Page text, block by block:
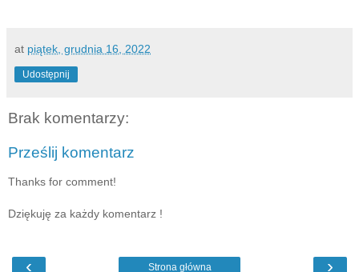
at piątek, grudnia 16, 2022
Udostępnij
Brak komentarzy:
Prześlij komentarz
Thanks for comment!
Dziękuję za każdy komentarz !
‹ ›
Strona główna